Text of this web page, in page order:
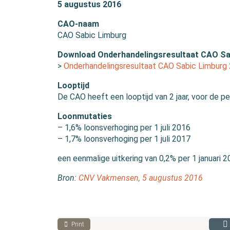
5 augustus 2016
CAO-naam
CAO Sabic Limburg
Download Onderhandelingsresultaat CAO
> Onderhandelingsresultaat CAO Sabic
Looptijd
De CAO heeft een looptijd van 2 jaar, voor de
Loonmutaties
– 1,6% loonsverhoging per 1 juli 2016
– 1,7% loonsverhoging per 1 juli 2017
een eenmalige uitkering van 0,2% per 1 januari
Bron: CNV Vakmensen, 5 augustus 2016
Print